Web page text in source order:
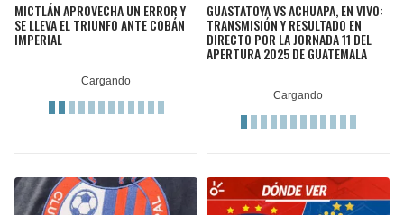
TEXANS
JAGUARS
COWBOYS
HEAT
WIZARDS
CLIPPERS
MICTLÁN APROVECHA UN ERROR Y
SE LLEVA EL TRIUNFO ANTE COBÁN
IMPERIAL
GUASTATOYA VS ACHUAPA, EN VIVO:
TRANSMISIÓN Y RESULTADO EN
DIRECTO POR LA JORNADA 11 DEL
APERTURA 2025 DE GUATEMALA